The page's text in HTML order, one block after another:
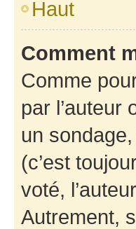
Haut
Comment
Comme
par l’auteur
un
(c’est
voté,
Autrement,